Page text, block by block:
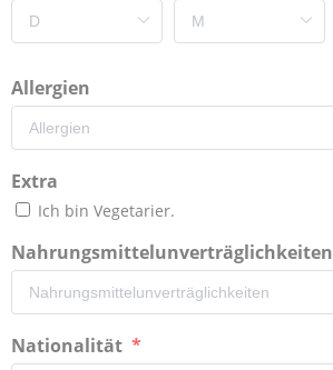
Allergien
Extra
Ich bin Vegetarier.
Nahrungsmittelunverträglichkeiten
Nationalität